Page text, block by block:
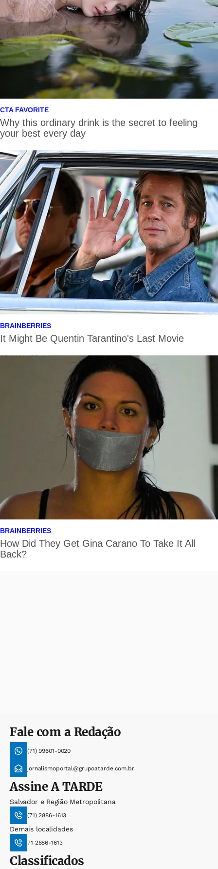
Fale com a Redação
(71) 99601-0020
jornalismoportal@grupoatarde.com.br
AssineA TARDE
Salvador e Região Metropolitana
(71) 2886-1613
Demais localidades
71 2886-1613
Classificados